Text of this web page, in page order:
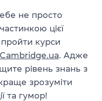
не просто
цієї
курси
Cambridge.ua. Адже
рівень знань з
зрозуміти
та гумор!